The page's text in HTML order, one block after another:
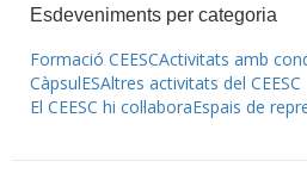
Esdeveniments per categoria
Formació CEESCActivitats amb
CàpsulESAltres activitats del CEESC
El CEESC hi col·laboraEspais de